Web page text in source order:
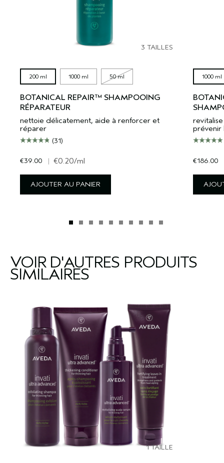
3 TAILLES
200 ml 1000 ml 50 ml
BOTANICAL REPAIR™ SHAMPOOING
RÉPARATEUR
nettoie délicatement, aide à renforcer et
réparer
(31)
€39.00 | €0.20/ml
AJOUTER AU PANIER
1000 ml
prévenir
€186.00
VOIR D'AUTRES PRODUITS
SIMILAIRES
1 TAILLE